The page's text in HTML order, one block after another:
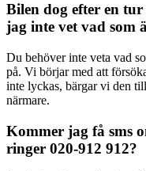
Bilen dog efter en
jag inte vet vad som
Du behöver inte veta vad
på. Vi börjar med att
inte lyckas, bärgar vi den
närmare.
Kommer jag få sms
ringer 020-912 912?